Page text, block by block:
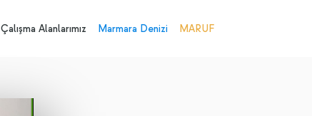
Çalışma Alanlarımız Marmara Denizi MARUF